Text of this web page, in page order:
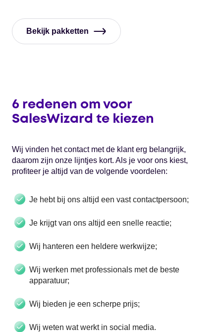
Bekijk pakketten
6 redenen om voor
SalesWizard te kiezen
Wij vinden het contact met de klant erg belangrijk,
daarom zijn onze lijntjes kort. Als je voor ons kiest,
profiteer je altijd van de volgende voordelen:
Je hebt bij ons altijd een vast contactpersoon;
Je krijgt van ons altijd een snelle reactie;
Wij hanteren een heldere werkwijze;
Wij werken met professionals met de beste
apparatuur;
Wij bieden je een scherpe prijs;
Wij weten wat werkt in social media.